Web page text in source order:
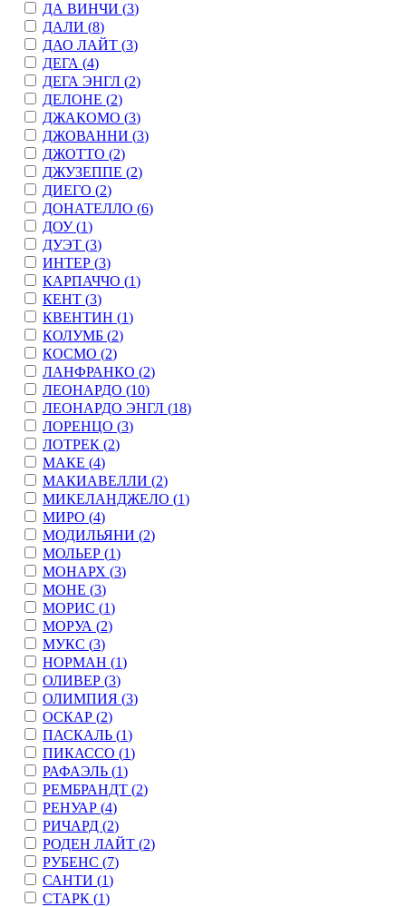
ДА ВИНЧИ (3)
ДАЛИ (8)
ДАО ЛАЙТ (3)
ДЕГА (4)
ДЕГА ЭНГЛ (2)
ДЕЛОНЕ (2)
ДЖАКОМО (3)
ДЖОВАННИ (3)
ДЖОТТО (2)
ДЖУЗЕППЕ (2)
ДИЕГО (2)
ДОНАТЕЛЛО (6)
ДОУ (1)
ДУЭТ (3)
ИНТЕР (3)
КАРПАЧЧО (1)
КЕНТ (3)
КВЕНТИН (1)
КОЛУМБ (2)
КОСМО (2)
ЛАНФРАНКО (2)
ЛЕОНАРДО (10)
ЛЕОНАРДО ЭНГЛ (18)
ЛОРЕНЦО (3)
ЛОТРЕК (2)
МАКЕ (4)
МАКИАВЕЛЛИ (2)
МИКЕЛАНДЖЕЛО (1)
МИРО (4)
МОДИЛЬЯНИ (2)
МОЛЬЕР (1)
МОНАРХ (3)
МОНЕ (3)
МОРИС (1)
МОРУА (2)
МУКС (3)
НОРМАН (1)
ОЛИВЕР (3)
ОЛИМПИЯ (3)
ОСКАР (2)
ПАСКАЛЬ (1)
ПИКАССО (1)
РАФАЭЛЬ (1)
РЕМБРАНДТ (2)
РЕНУАР (4)
РИЧАРД (2)
РОДЕН ЛАЙТ (2)
РУБЕНС (7)
САНТИ (1)
СТАРК (1)